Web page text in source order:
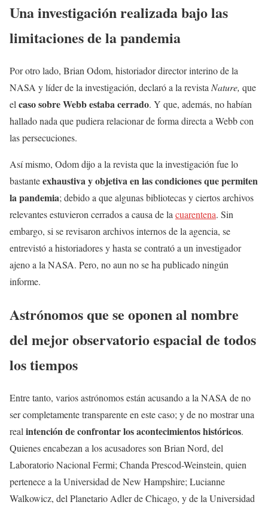
Una investigación realizada bajo las
limitaciones de la pandemia
Por otro lado, Brian Odom, historiador director interino de la
NASA y líder de la investigación, declaró a la revista Nature, que
el caso sobre Webb estaba cerrado. Y que, además, no habían
hallado nada que pudiera relacionar de forma directa a Webb con
las persecuciones.
Así mismo, Odom dijo a la revista que la investigación fue lo
bastanteexhaustiva y objetiva en las condiciones que permiten
la pandemia; debido a que algunas bibliotecas y ciertos archivos
relevantes estuvieron cerrados a causa de la cuarentena. Sin
embargo, si se revisaron archivos internos de la agencia, se
entrevistó a historiadores y hasta se contrató a un investigador
ajeno a la NASA. Pero, no aun no se ha publicado ningún
informe.
Astrónomos que se oponen al nombre
del mejor observatorio espacial de todos
los tiempos
Entre tanto, varios astrónomos están acusando a la NASA de no
ser completamente transparente en este caso; y de no mostrar una
real intención de confrontar los acontecimientos históricos.
Quienes encabezan a los acusadores son Brian Nord, del
Laboratorio Nacional Fermi; Chanda Prescod-Weinstein, quien
pertenece a la Universidad de New Hampshire; Lucianne
Walkowicz, del Planetario Adler de Chicago, y de la Universidad